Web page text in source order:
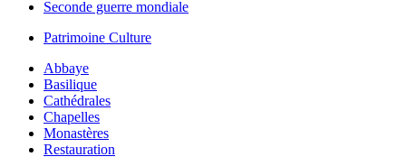
Seconde guerre mondiale
Patrimoine Culture
Abbaye
Basilique
Cathédrales
Chapelles
Monastères
Restauration